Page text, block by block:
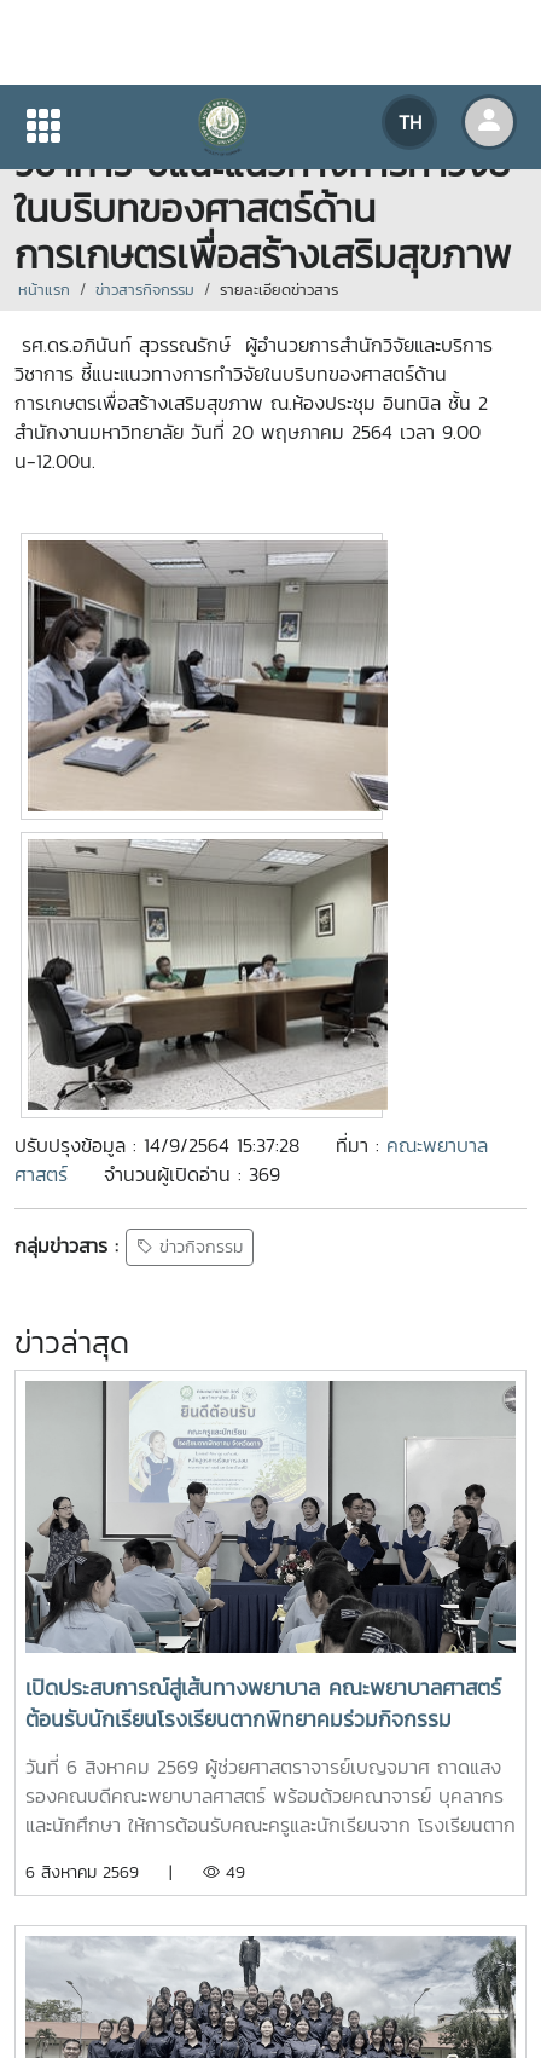
TH
ผู้อำนวยการสำนักวิจัยและบริการ
วิชาการ ชี้แนะแนวทางการทำวิจัย
ในบริบทของศาสตร์ด้าน
การเกษตรเพื่อสร้างเสริมสุขภาพ
หน้าแรก ข่าวสารกิจกรรม รายละเอียดข่าวสาร
รศ.ดร.อภินันท์ สุวรรณรักษ์ ผู้อำนวยการสำนักวิจัยและบริการ
วิชาการ ชี้แนะแนวทางการทำวิจัยในบริบทของศาสตร์ด้าน
การเกษตรเพื่อสร้างเสริมสุขภาพ ณ.ห้องประชุม อินทนิล ชั้น 2
สำนักงานมหาวิทยาลัย วันที่ 20 พฤษภาคม 2564 เวลา 9.00
น-12.00น.
ปรับปรุงข้อมูล : 14/9/2564 15:37:28 ที่มา : คณะพยาบาล
ศาสตร์
จำนวนผู้เปิดอ่าน : 369
กลุ่มข่าวสาร : ข่าวกิจกรรม
ข่าวล่าสุด
เปิดประสบการณ์สู่เส้นทางพยาบาล คณะพยาบาลศาสตร์
ต้อนรับนักเรียนโรงเรียนตากพิทยาคมร่วมกิจกรรม
"Future Nurse Portfolio"
วันที่ 6 สิงหาคม 2569 ผู้ช่วยศาสตราจารย์เบญจมาศ ถาดแสง
รองคณบดีคณะพยาบาลศาสตร์ พร้อมด้วยคณาจารย์ บุคลากร
และนักศึกษา ให้การต้อนรับคณะครูและนักเรียนจาก โรงเรียนตาก
ศึกษาต่อด้านพยาบาลศาสตร์ ณ ห้อง E403 ชั้น 4ในการนี้ ผู้
หลักสูตรพยาบาลศาสตร์ ได้แนะนำหลักสูตรพยาบาลศาสตร
บัณฑิต การจัดการเรียนการสอน การฝึกปฏิบัติ คุณสมบัติผู้
สมัคร และแนวทางการศึกษาต่อ เพื่อให้นักเรียนได้รับข้อมูลที่ถูก
ต้อง สามารถนำไปใช้ประกอบการวางแผนศึกษาต่อระดับ
6 สิงหาคม 2569 | 49